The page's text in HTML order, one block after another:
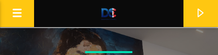
[Il n'y a pas de stations de radio dans la base de données]